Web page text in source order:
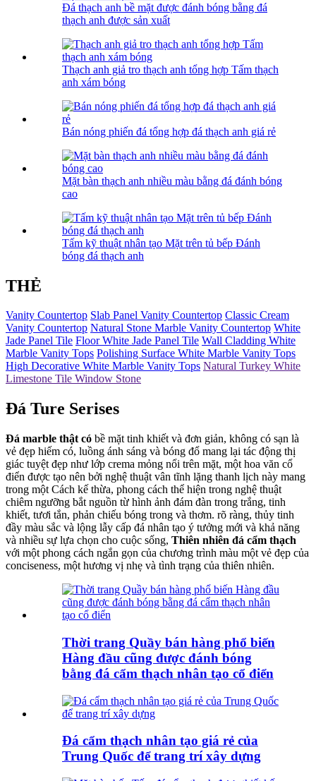
Đá thạch anh bề mặt được đánh bóng bằng đá
thạch anh được sản xuất
Thạch anh giả tro thạch anh tổng hợp Tấm thạch
anh xám bóng
Bán nóng phiến đá tổng hợp đá thạch anh giá rẻ
Mặt bàn thạch anh nhiều màu bằng đá đánh bóng
cao
Tấm kỹ thuật nhân tạo Mặt trên tủ bếp Đánh
bóng đá thạch anh
THẺ
Vanity Countertop Slab Panel Vanity Countertop Classic Cream
Vanity Countertop Natural Stone Marble Vanity Countertop White
Jade Panel Tile Floor White Jade Panel Tile Wall Cladding White
Marble Vanity Tops Polishing Surface White Marble Vanity Tops
High Decorative White Marble Vanity Tops Natural Turkey White
Limestone Tile Window Stone
Đá Ture Serises
Đá marble thật có bề mặt tinh khiết và đơn giản, không có sạn là
vẻ đẹp hiếm có, luồng ánh sáng và bóng đổ mang lại tác động thị
giác tuyệt đẹp như lớp crema mỏng nổi trên mặt, một hoa văn cổ
điển được tạo nên bởi nghệ thuật vân tĩnh lặng thanh lịch này mang
trong một Cách kế thừa, phong cách thể hiện trong nghệ thuật
chiêm ngưỡng bắt nguồn từ hình ảnh đám đàn trong trắng, tinh
khiết, tươi tắn, phản chiếu bóng trong và thơm. rõ ràng, thủy tinh
đầy màu sắc và lộng lẫy cấp đá nhân tạo ý tưởng mới và khả năng
và nhiều sự lựa chọn cho cuộc sống, Thiên nhiên đá cẩm thạch
với một phong cách ngắn gọn của chương trình màu một vẻ đẹp của
conciseness, một hương vị nhẹ và tình trạng của thiên nhiên.
Thời trang Quầy bán hàng phổ biến
Hàng đầu cũng được đánh bóng
bằng đá cẩm thạch nhân tạo cổ điển
Đá cẩm thạch nhân tạo giá rẻ của
Trung Quốc để trang trí xây dựng